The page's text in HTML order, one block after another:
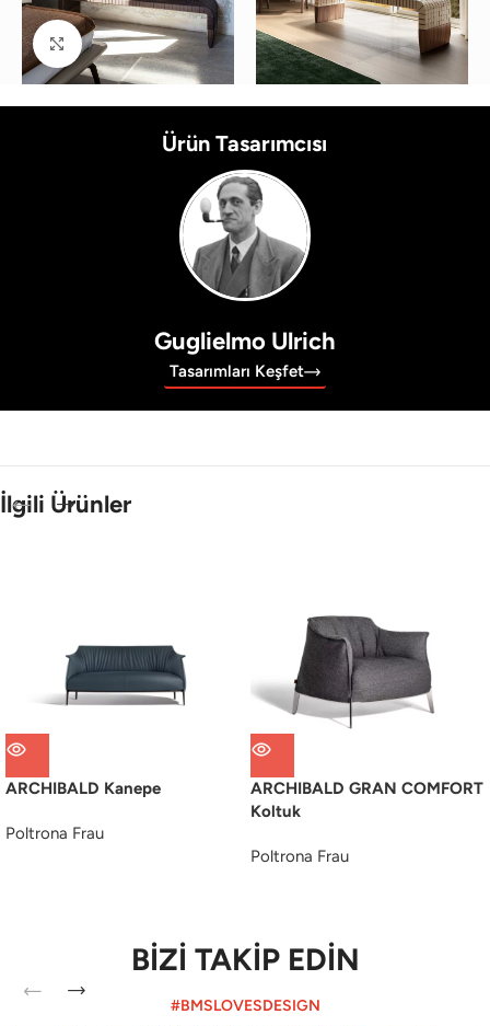
Büyütmek için tıklayın
Ürün Tasarımcısı
Guglielmo Ulrich
Tasarımları Keşfet
İlgili Ürünler
ARCHIBALD Kanepe
Poltrona Frau
ARCHIBALD GRAN COMFORT
Koltuk
Poltrona Frau
BİZİ TAKİP EDİN
#BMSLOVESDESIGN